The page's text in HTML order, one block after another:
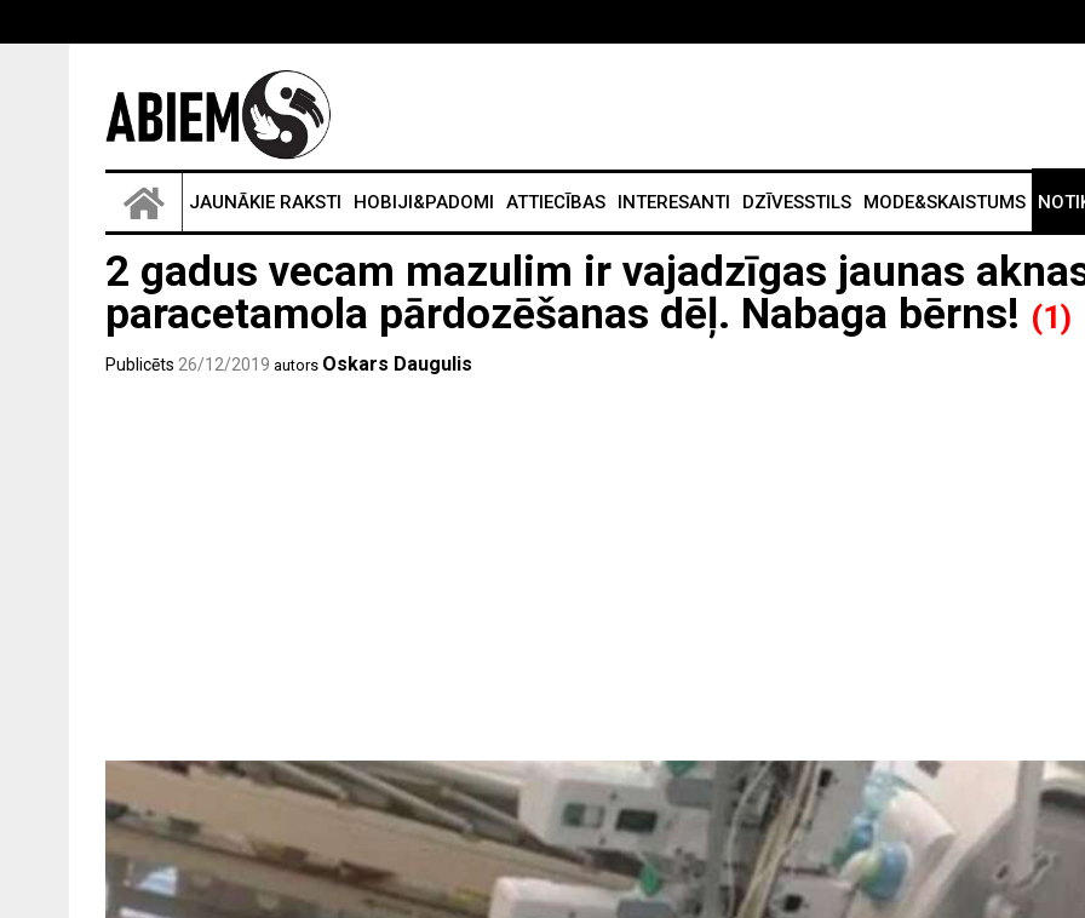
JAUNĀKIE RAKSTI HOBIJI&PADOMI ATTIECĪBAS INTERESANTI DZĪVESSTILS MODE&SKAISTUMS
2 gadus vecam mazulim ir vajadzīgas jaunas
paracetamola pārdozēšanas dēļ. Nabaga bērns! (1)
Publicēts 26/12/2019 autors Oskars Daugulis